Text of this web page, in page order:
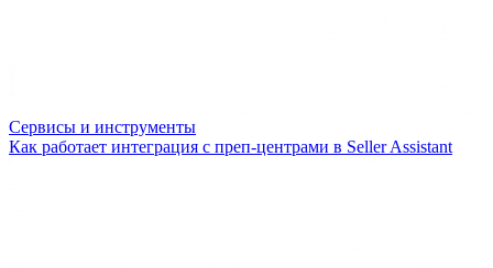
Сервисы и инструменты
Как работает интеграция с преп-центрами в Seller Assistant